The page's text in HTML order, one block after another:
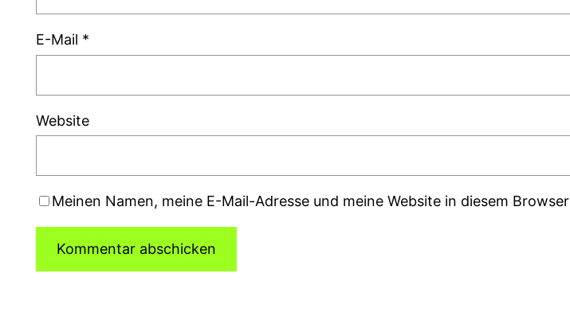
E-Mail *
Website
Meinen Namen, meine E-Mail-Adresse und meine Website in diesem